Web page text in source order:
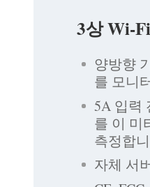
3상 Wi-
양방향
를 모니
5A 입력
를 이 미
측정합
자체 서